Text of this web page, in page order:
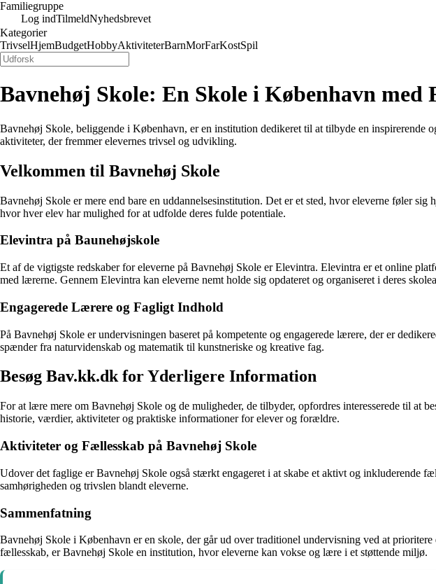
Familiegruppe
Log indTilmeldNyhedsbrevet
Kategorier
TrivselHjemBudgetHobbyAktiviteterBarnMorFarKostSpil
Bavnehøj Skole: En Skole i København med
Bavnehøj Skole, beliggende i København, er en institution dedikeret til at tilbyde en
aktiviteter, der fremmer elevernes trivsel og udvikling.
Velkommen til Bavnehøj Skole
Bavnehøj Skole er mere end bare en uddannelsesinstitution. Det er et sted, hvor eleverne føler
hvor hver elev har mulighed for at udfolde deres fulde potentiale.
Elevintra på Baunehøjskole
Et af de vigtigste redskaber for eleverne på Bavnehøj Skole er Elevintra. Elevintra er et online
med lærerne. Gennem Elevintra kan eleverne nemt holde sig opdateret og organiseret i deres
Engagerede Lærere og Fagligt Indhold
På Bavnehøj Skole er undervisningen baseret på kompetente og engagerede lærere, der er
spænder fra naturvidenskab og matematik til kunstneriske og kreative fag.
Besøg Bav.kk.dk for Yderligere Information
For at lære mere om Bavnehøj Skole og de muligheder, de tilbyder, opfordres interesserede til
historie, værdier, aktiviteter og praktiske informationer for elever og forældre.
Aktiviteter og Fællesskab på Bavnehøj Skole
Udover det faglige er Bavnehøj Skole også stærkt engageret i at skabe et aktivt og inkluderende
samhørigheden og trivslen blandt eleverne.
Sammenfatning
Bavnehøj Skole i København er en skole, der går ud over traditionel undervisning ved at
fællesskab, er Bavnehøj Skole en institution, hvor eleverne kan vokse og lære i et støttende miljø.